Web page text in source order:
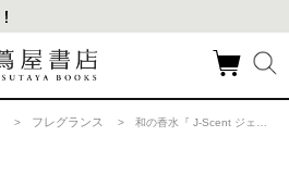
> フレグランス > 和の香水『 J-Scent ジェイセント 』パフュームオイル 柚子 / Yuzu 10mlの商品詳細